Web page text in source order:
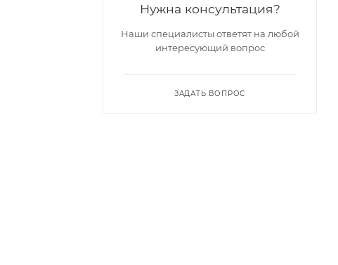
Нужна консультация?
Наши специалисты ответят на любой
интересующий вопрос
ЗАДАТЬ ВОПРОС